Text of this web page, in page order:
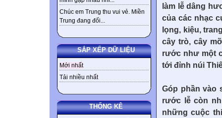
Chúc em Trung thu vui vẻ. Miền
Trung đang đối...
SẮP XẾP DỮ LIỆU
Mới nhất
Tải nhiều nhất
THỐNG KÊ
làm lễ dâng
của các nhạc
lọng, kiệu,
cây trò, cây
rước như một
tới đỉnh núi
Góp phần vào
rước lễ còn
những cuộc